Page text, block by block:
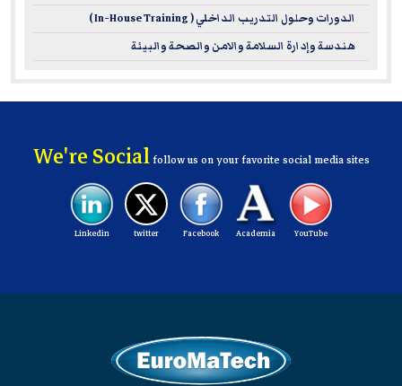
الدورات وحلول التدريب الداخلي ( In-House Training )
هندسة وإدارة السلامة والامن والصحة والبيئة
We're Socialfollow us on your favorite social media sites
YouTube
Academia
Facebook
twitter
Linkedin